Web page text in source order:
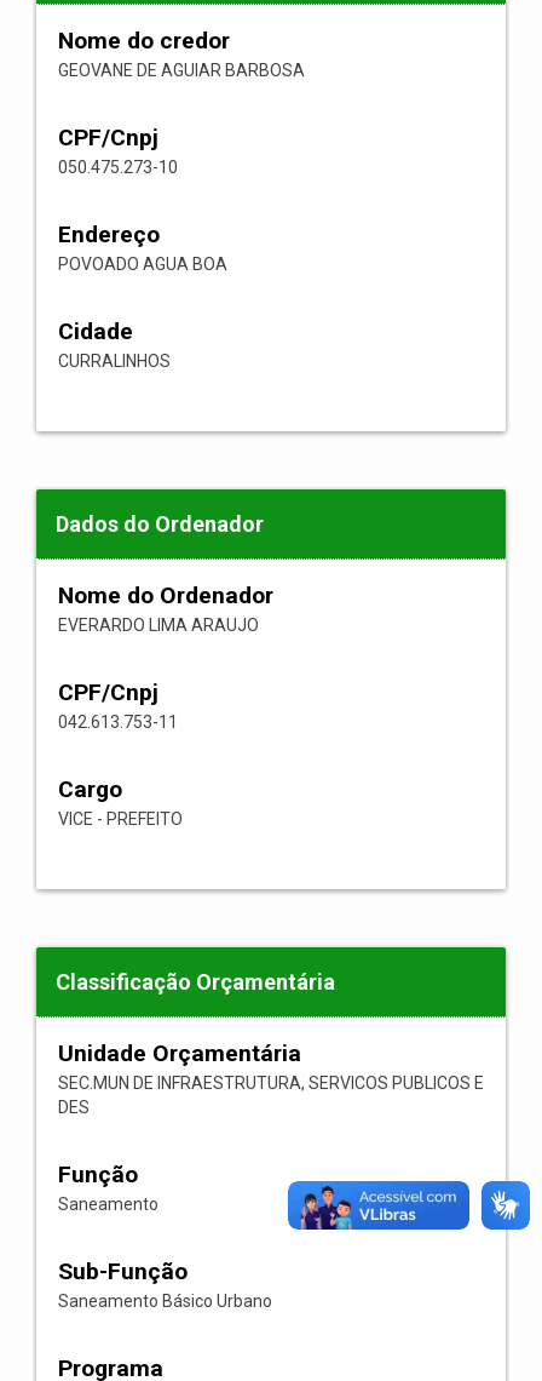
Nome do credor
GEOVANE DE AGUIAR BARBOSA
CPF/Cnpj
050.475.273-10
Endereço
POVOADO AGUA BOA
Cidade
CURRALINHOS
Dados do Ordenador
Nome do Ordenador
EVERARDO LIMA ARAUJO
CPF/Cnpj
042.613.753-11
Cargo
VICE - PREFEITO
Classificação Orçamentária
Unidade Orçamentária
SEC.MUN DE INFRAESTRUTURA, SERVICOS PUBLICOS E
DES
Função
Saneamento
Sub-Função
Saneamento Básico Urbano
Programa